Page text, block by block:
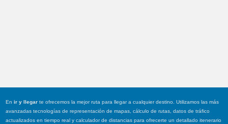
Enir y llegar te ofrecemos la mejor ruta para llegar a cualquier destino. Utilizamos las más
avanzadas tecnologías de representación de mapas, cálculo de rutas, datos de tráfico
actualizados en tiempo real y calculador de distancias para ofrecerte un detallado itenerario